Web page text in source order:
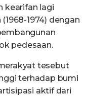
kearifan lagi
1974) dengan
pedesaan.
tesebut
terhadap bumi
aktif dari